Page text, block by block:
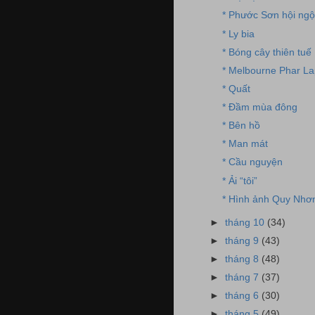
* Phước Sơn hội ngộ
* Ly bia
* Bóng cây thiên tuế
* Melbourne Phar
* Quất
* Đầm mùa đông
* Bên hồ
* Man mát
* Cầu nguyện
* Ải “tôi”
* Hình ảnh Quy
►tháng 10 (34)
►tháng 9 (43)
►tháng 8 (48)
►tháng 7 (37)
►tháng 6 (30)